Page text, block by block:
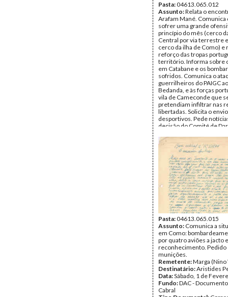
Pasta:04613.065.012
Assunto:Relata o
Arafam Mané. Comunica
sofrer uma grande
princípio do mês (cerco
Central por via terrestre
cerco da ilha de Como) e
reforço das tropas
território. Informa sobre
em Catabane e os
sofridos. Comunica o
guerrilheiros do PAIGC
Bedanda, e às forças
vila de Cameconde que
pretendiam infiltrar nas
libertadas. Solicita o
desportivos. Pede
decisão do Comité de
ataque ao quartel de
barco no rio de Catchil.
o problema do controlo
qual está ser posto em
forças portuguesas,
envio de carabinas para
dos rios. Guerra na ilha
Remetente:Nino Vieira
Destinatário:Aristides
Data:Janeiro de 1964
Fundo:DAC -
Cabral
Tipo Documental:
Página(s):4
Pasta:04613.065.015
Assunto: Comunica a
em Como:
por quatro aviões a jacto
reconhecimento. Pedido
munições.
Remetente:Marga (Nino
Destinatário:Aristides
Data:Sábado, 1 de
Fundo:DAC -
Cabral